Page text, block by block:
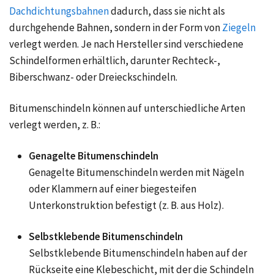
Dachdichtungsbahnendadurch, dass sie nicht als
durchgehende Bahnen, sondern in der Form vonZiegeln
verlegt werden. Je nach Hersteller sind verschiedene
Schindelformen erhältlich, darunter Rechteck-,
Biberschwanz- oder Dreieckschindeln.
Bitumenschindeln können auf unterschiedliche Arten
verlegt werden, z. B.:
Genagelte Bitumenschindeln
Genagelte Bitumenschindeln werden mit Nägeln
oder Klammern auf einer biegesteifen
Unterkonstruktion befestigt (z. B. aus Holz).
Selbstklebende Bitumenschindeln
Selbstklebende Bitumenschindeln haben auf der
Rückseite eine Klebeschicht, mit der die Schindeln